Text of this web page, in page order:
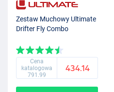
Zestaw Muchowy Ultimate
Drifter Fly Combo
Cena
katalogowa
791.99
434.14